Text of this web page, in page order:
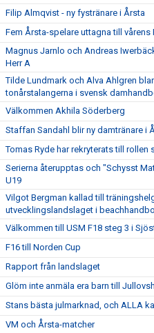
Filip Almqvist - ny fystränare i Årsta
Fem Årsta-spelare uttagna till vårens
Magnus Jarnlo och Andreas
Herr A
Tilde Lundmark och Alva Ahlgren
tonårstalangerna i svensk
Välkommen Akhila Söderberg
Staffan Sandahl blir ny damtränare i
Tomas Ryde har rekryterats till rollen
Serierna återupptas och "Schysst
U19
Vilgot Bergman kallad till
utvecklingslandslaget i beachhandboll
Välkommen till USM F18 steg 3 i
F16 till Norden Cup
Rapport från landslaget
Glöm inte anmäla era barn till
Stans bästa julmarknad, och ALLA
VM och Årsta-matcher